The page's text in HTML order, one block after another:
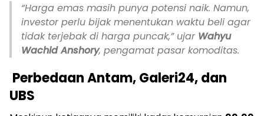
“Harga emas masih punya potensi naik. Namun,
investor perlu bijak menentukan waktu beli agar
tidak terjebak di harga puncak,” ujar Wahyu
Wachid Anshory, pengamat pasar komoditas.
Perbedaan Antam, Galeri24, dan
UBS